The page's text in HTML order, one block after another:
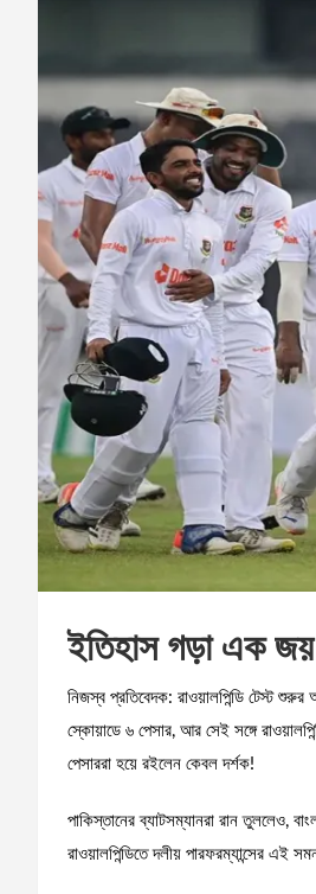
ইতিহাস গড়া এক জয়
নিজস্ব প্রতিবেদক: রাওয়ালপিন্ডি টেস্ট
স্কোয়াডে ৬ পেসার, আর সেই সঙ্গে
পেসাররা হয়ে রইলেন কেবল দর্শক!
পাকিস্তানের ব্যাটসম্যানরা রান তুললেও,
রাওয়ালপিন্ডিতে দলীয় পারফরম্যান্সের এই